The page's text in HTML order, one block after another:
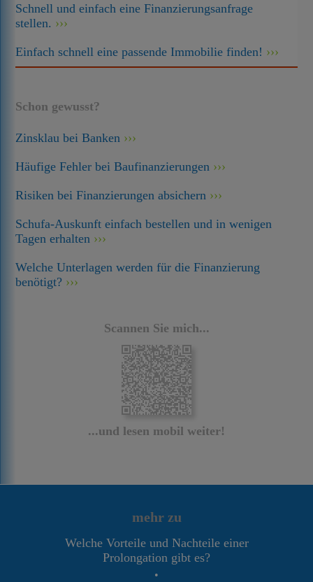
Schnell und einfach eine Finanzierungsanfrage
stellen.
Einfach schnell eine passende Immobilie finden!
Schon gewusst?
Zinsklau bei Banken
Häufige Fehler bei Baufinanzierungen
Risiken bei Finanzierungen absichern
Schufa-Auskunft einfach bestellen und in wenigen
Tagen erhalten
Welche Unterlagen werden für die Finanzierung
benötigt?
Scannen Sie mich...
...und lesen mobil weiter!
mehr zu
Welche Vorteile und Nachteile einer
Prolongation gibt es?
•